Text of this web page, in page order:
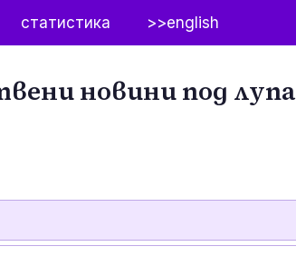
статистика >>english
новини под лупа